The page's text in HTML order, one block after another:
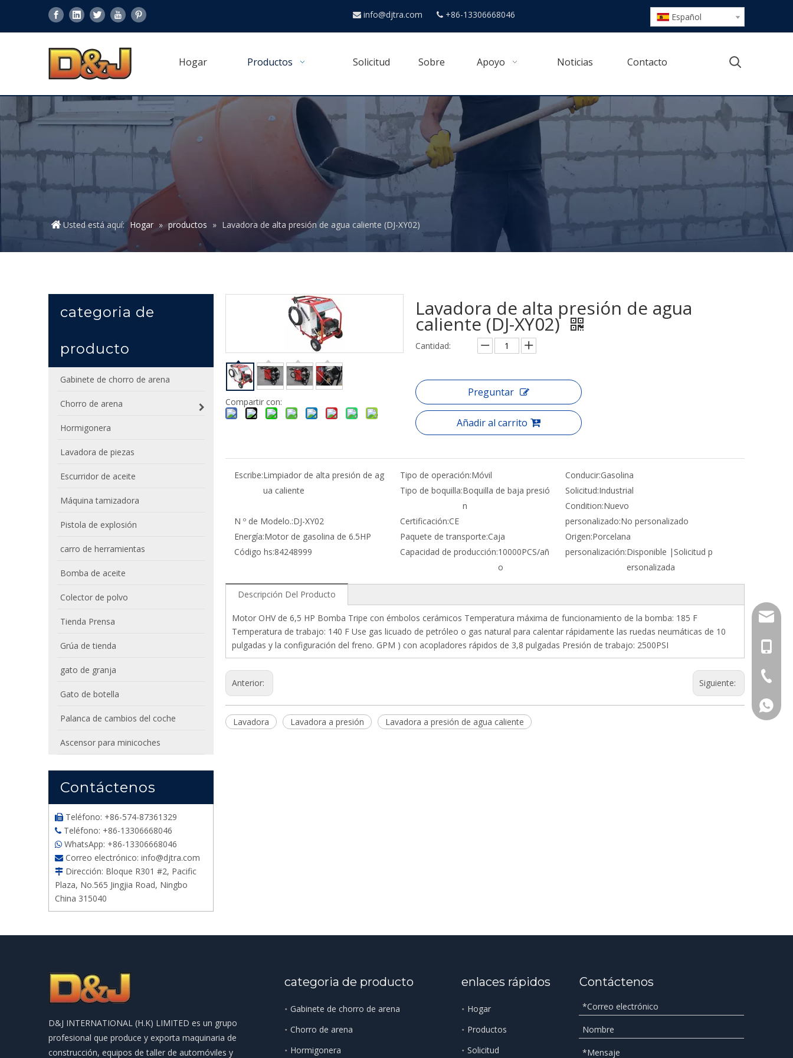
 info@djtra.com  +86-13306668046 Español
Hogar Productos Solicitud Sobre Apoyo Noticias Contacto
Usted está aquí: Hogar » productos » Lavadora de alta presión de agua caliente (DJ-XY02)
categoria de
producto
Gabinete de chorro de arena
Chorro de arena
Hormigonera
Lavadora de piezas
Escurridor de aceite
Máquina tamizadora
Pistola de explosión
carro de herramientas
Bomba de aceite
Colector de polvo
Tienda Prensa
Grúa de tienda
gato de granja
Gato de botella
Palanca de cambios del coche
Ascensor para minicoches
Contáctenos
 Teléfono: +86-574-87361329
 Teléfono: +86-13306668046
 WhatsApp: +86-13306668046
 Correo electrónico: info@djtra.com
 Dirección: Bloque R301 #2, Pacific
Plaza, No.565 Jingjia Road, Ningbo
China 315040
Compartir con:
Lavadora de alta presión de agua
caliente (DJ-XY02)
Cantidad:
Preguntar
Añadir al carrito
Escribe:Limpiador de alta presión de ag
ua caliente
Tipo de operación:Móvil Conducir:Gasolina
Tipo de boquilla:Boquilla de baja presió
n
Solicitud:Industrial
Condition:Nuevo
N º de Modelo.:DJ-XY02 Certificación:CE personalizado:No personalizado
Energía:Motor de gasolina de 6.5HP Paquete de transporte:Caja Origen:Porcelana
Código hs:84248999 Capacidad de producción:10000PCS/añ
o
personalización:Disponible |Solicitud p
ersonalizada
Descripción Del Producto
Motor OHV de 6,5 HP Bomba Tripe con émbolos cerámicos Temperatura máxima de funcionamiento de la bomba: 185 F
Temperatura de trabajo: 140 F Use gas licuado de petróleo o gas natural para calentar rápidamente las ruedas neumáticas de 10
pulgadas y la configuración del freno. GPM ) con acopladores rápidos de 3,8 pulgadas Presión de trabajo: 2500PSI
Anterior: Siguiente:
Lavadora Lavadora a presión Lavadora a presión de agua caliente
D&J INTERNATIONAL (H.K) LIMITED es un grupo
profesional que produce y exporta maquinaria de
construcción, equipos de taller de automóviles y
categoria de producto
Gabinete de chorro de arena
Chorro de arena
Hormigonera
enlaces rápidos
Hogar
Productos
Solicitud
+86-
+86-
Contáctenos